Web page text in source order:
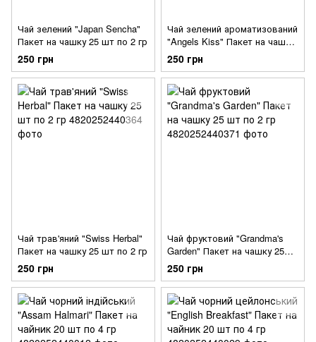
Чай зелений "Japan Sencha"
Пакет на чашку 25 шт по 2 гр
250 грн
Чай зелений ароматизований
"Angels Kiss" Пакет на чашку
25 шт по 2 гр
250 грн
Чай трав'яний "Swiss Herbal"
Пакет на чашку 25 шт по 2 гр
250 грн
Чай фруктовий "Grandma's
Garden" Пакет на чашку 25
шт по 2 гр
250 грн